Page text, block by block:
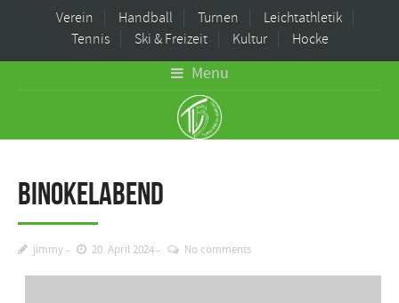
Verein Handball Turnen
Leichtathletik
Tennis
Ski & Freizeit Kultur Hocke
Menu
Binokelabend
jimmy 20. April 2024 No comments